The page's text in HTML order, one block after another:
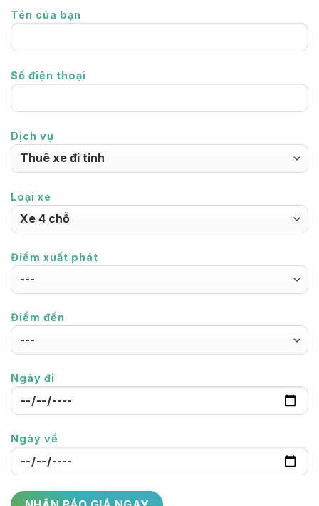
Tên của bạn
Số điện thoại
Dịch vụ
Loại xe
Điểm xuất phát
Điểm đến
Ngày đi
Ngày về